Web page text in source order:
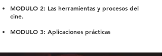
MODULO 2: Las herramientas y procesos del
cine.
MODULO 3: Aplicaciones prácticas